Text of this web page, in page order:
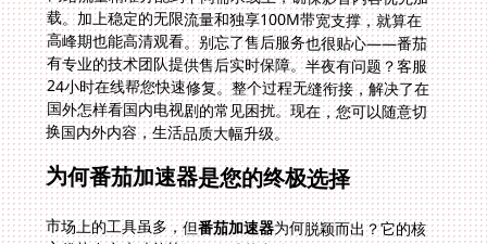
换国内外内容，生活品质大幅升级。
为何番茄加速器是您的终极选择
市场上的工具虽多，但番茄加速器为何脱颖而出？它的核
心优势在六大功能协调：全球节点分布确保智能推荐最优
线路让连接无脑化；多个平台兼容性让您在任何设备上自
由使用；稳定无限流量配合智能分流，结合精选回国影音
加速专线处理带宽峰值；独享100M带宽保障高速不卡
顿；数据安全加密实现专线传输防隐患；售后实时保障团
队随时守护体验。这些结合解决了一直以来的问题，让您